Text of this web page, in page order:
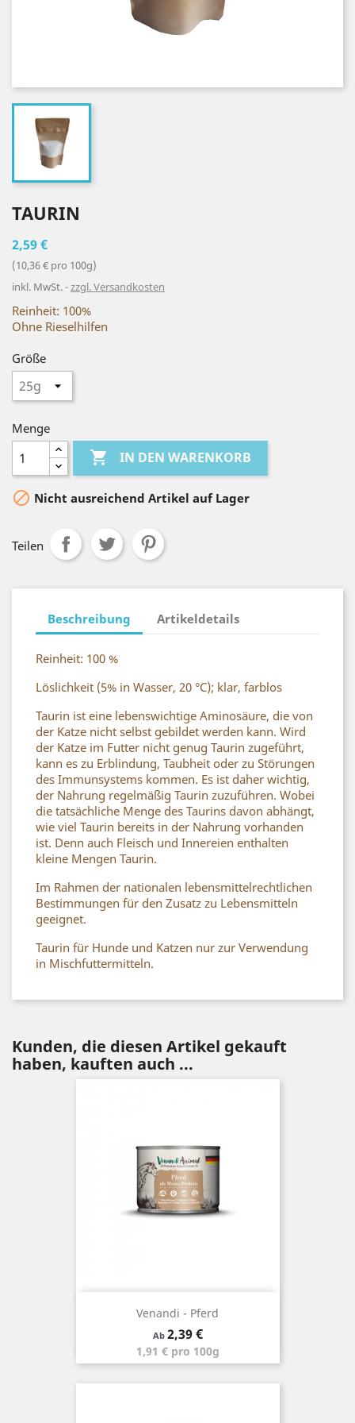
TAURIN
2,59 €
(10,36 € pro 100g)
inkl. MwSt. zzgl. Versandkosten
Reinheit: 100%
Ohne Rieselhilfen
Größe
Menge
 IN DEN WARENKORB
 Nicht ausreichend Artikel auf Lager
Teilen
Beschreibung Artikeldetails
Reinheit: 100 %
Löslichkeit (5% in Wasser, 20 °C); klar, farblos
Taurin ist eine lebenswichtige Aminosäure, die von
der Katze nicht selbst gebildet werden kann. Wird
der Katze im Futter nicht genug Taurin zugeführt,
kann es zu Erblindung, Taubheit oder zu Störungen
des Immunsystems kommen. Es ist daher wichtig,
der Nahrung regelmäßig Taurin zuzuführen. Wobei
die tatsächliche Menge des Taurins davon abhängt,
wie viel Taurin bereits in der Nahrung vorhanden
ist. Denn auch Fleisch und Innereien enthalten
kleine Mengen Taurin.
Im Rahmen der nationalen lebensmittelrechtlichen
Bestimmungen für den Zusatz zu Lebensmitteln
geeignet.
Taurin für Hunde und Katzen nur zur Verwendung
in Mischfuttermitteln.
Kunden, die diesen Artikel gekauft
haben, kauften auch ...
Venandi - Pferd
Ab Preis
2,39 €
1,91 € pro 100g